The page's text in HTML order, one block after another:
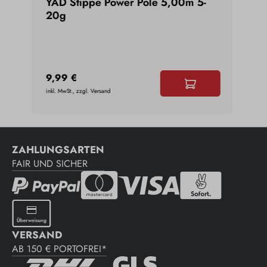
20g
9,99 €
inkl. MwSt., zzgl. Versand
ZAHLUNGSARTEN
FAIR UND SICHER
VERSAND
AB 150 € PORTOFREI*